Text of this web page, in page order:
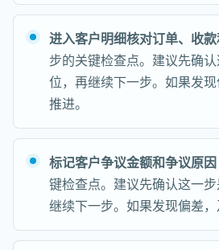
进入客户明细核对订单、收
步的关键检查点。建议先确
位，再继续下一步。如果发
推进。
标记客户争议金额和争议原因
键检查点。建议先确认这一
继续下一步。如果发现偏差，